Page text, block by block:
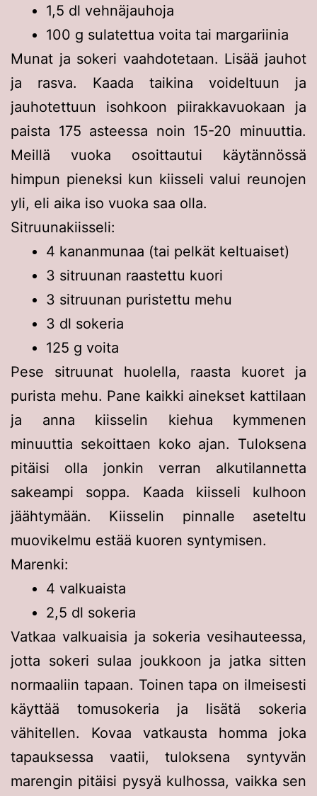
1,5 dl vehnäjauhoja
100 g sulatettua voita tai margariinia
Munat ja sokeri vaahdotetaan. Lisää jauhot
ja rasva. Kaada taikina voideltuun ja
jauhotettuun isohkoon piirakkavuokaan ja
paista 175 asteessa noin 15-20 minuuttia.
Meillä vuoka osoittautui käytännössä
himpun pieneksi kun kiisseli valui reunojen
yli, eli aika iso vuoka saa olla.
Sitruunakiisseli:
4 kananmunaa (tai pelkät keltuaiset)
3 sitruunan raastettu kuori
3 sitruunan puristettu mehu
3 dl sokeria
125 g voita
Pese sitruunat huolella, raasta kuoret ja
purista mehu. Pane kaikki ainekset kattilaan
ja anna kiisselin kiehua kymmenen
minuuttia sekoittaen koko ajan. Tuloksena
pitäisi olla jonkin verran alkutilannetta
sakeampi soppa. Kaada kiisseli kulhoon
jäähtymään. Kiisselin pinnalle aseteltu
muovikelmu estää kuoren syntymisen.
Marenki:
4 valkuaista
2,5 dl sokeria
Vatkaa valkuaisia ja sokeria vesihauteessa,
jotta sokeri sulaa joukkoon ja jatka sitten
normaaliin tapaan. Toinen tapa on ilmeisesti
käyttää tomusokeria ja lisätä sokeria
vähitellen. Kovaa vatkausta homma joka
tapauksessa vaatii, tuloksena syntyvän
marengin pitäisi pysyä kulhossa, vaikka sen